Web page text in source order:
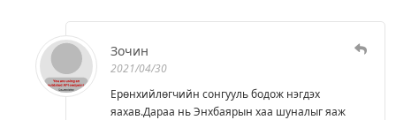
Зочин
2021/04/30
Ерөнхийлөгчийн сонгууль бодож нэгдэх
яахав.Дараа нь Энхбаярын хаа шуналыг яаж